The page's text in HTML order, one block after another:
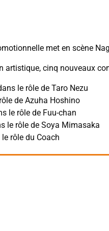
met en scène
artistique, cinq nouveaux
le rôle de Taro ‌Nezu
de Azuha ‌Hoshino
le rôle de Fuu-chan
le rôle de Soya ‌Mimasaka
rôle du Coach